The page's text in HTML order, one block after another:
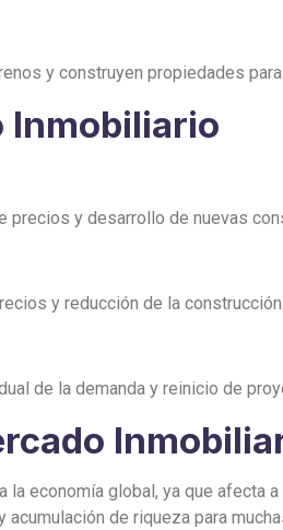
y construyen propiedades
Inmobiliario
precios y desarrollo de nuevas
y reducción de la construcción.
de la demanda y reinicio de
la economía global, ya que
de riqueza para